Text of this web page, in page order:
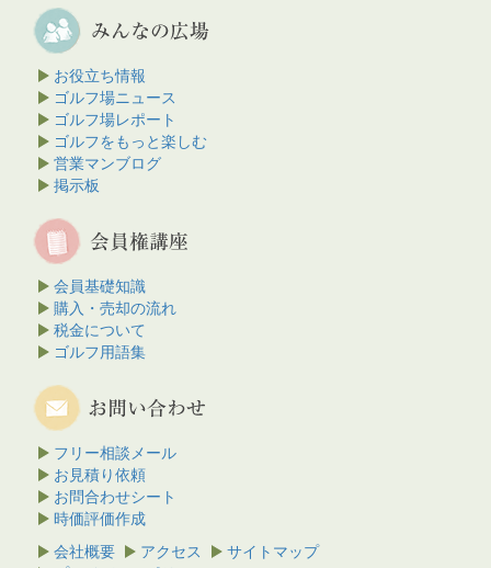
お役立ち情報
ゴルフ場ニュース
ゴルフ場レポート
ゴルフをもっと楽しむ
営業マンブログ
掲示板
会員基礎知識
購入・売却の流れ
税金について
ゴルフ用語集
フリー相談メール
お見積り依頼
お問合わせシート
時価評価作成
会社概要
アクセス
サイトマップ